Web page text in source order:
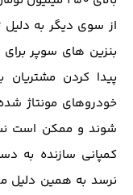
از سوی دیگر به دلیل
بنزین های سوپر برای
پیدا کردن مشتریان
خودروهای مونتاژ
شوند و ممکن است
کمپانی سازنده به
نرسد به همین دلیل